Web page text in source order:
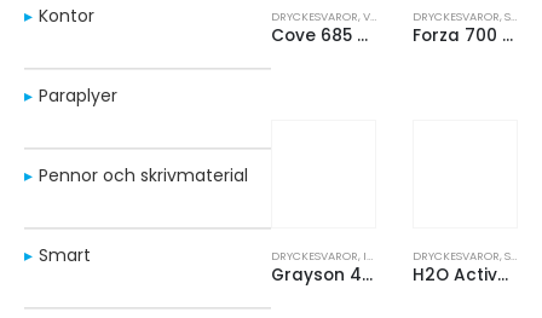
Kontor
Paraplyer
Pennor och skrivmaterial
Smart
DRYCKESVAROR,VATTENFLASKOR
Cove 685 ml sportflaska
DRYCKESVAROR,SPORTFLASKOR
Forza 700 ml sportflaska med shakerboll
DRYCKESVAROR, ISOLERADE MUGGAR
Grayson 480 ml RCS-återvunnen isolerad termos med sugrör
DRYCKESVAROR,SPORTFLASKOR
H2O Active® Bop 500 ml shaker-flaska